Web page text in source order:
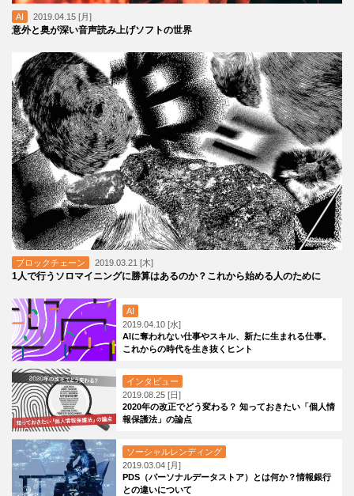
AI 2019.04.15 [月]
意外と奥が深い音声読み上げソフトの世界
ブロックチェーン 2019.03.21 [木]
1人で行うソロマイニングに勝算はあるのか？これから始める人のために
AI
2019.04.10 [水]
AIに奪われない仕事やスキル、新たに生まれる仕事。
これからの時代を生き抜くヒント
インタビュー
2019.08.25 [日]
2020年の改正でどう変わる？ 知っておきたい「個人情
報保護法」の論点
ソーシャルレンディング
2019.03.04 [月]
PDS（パーソナルデータストア）とは何か？情報銀行
との違いについて